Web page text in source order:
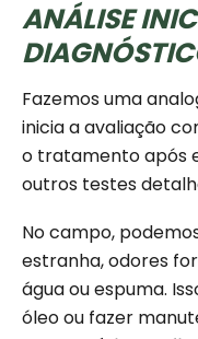
ANÁLISE
Fazemos uma
inicia a avaliação
o tratamento após
outros testes
No campo,
estranha, odores
água ou espuma.
óleo ou fazer